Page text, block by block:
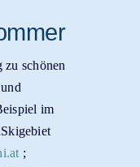
schönen
im
;